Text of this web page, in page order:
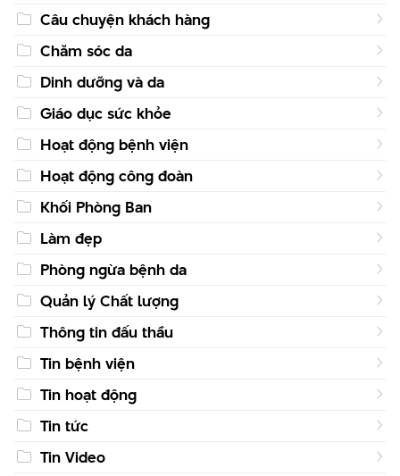
Câu chuyện khách hàng
Chăm sóc da
Dinh dưỡng và da
Giáo dục sức khỏe
Hoạt động bệnh viện
Hoạt động công đoàn
Khối Phòng Ban
Làm đẹp
Phòng ngừa bệnh da
Quản lý Chất lượng
Thông tin đấu thầu
Tin bệnh viện
Tin hoạt động
Tin tức
Tin Video